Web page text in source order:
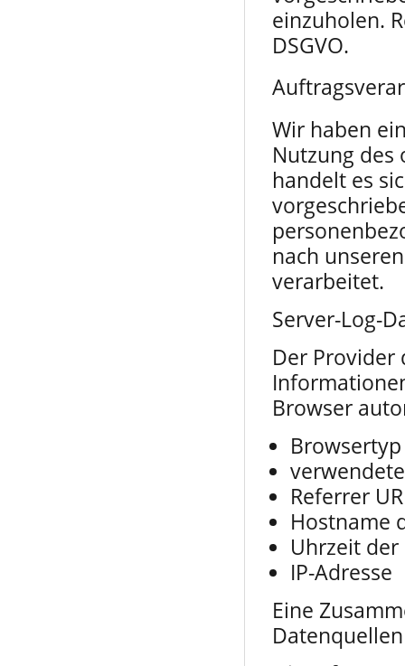
einzuholen.
DSGVO.
Wir haben
Nutzung des
handelt es
nach
verarbeitet.
Server-Log-
Der Provider
Browser
Referrer
Hostname
Uhrzeit
IP-Adresse
Eine